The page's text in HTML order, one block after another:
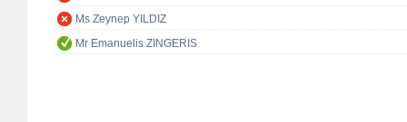
Ms Zeynep YILDIZ
Mr Emanuelis ZINGERIS